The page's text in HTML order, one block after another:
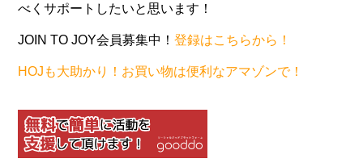
べくサポートしたいと思います！
JOIN TO JOY会員募集中！登録はこちらから！
HOJも大助かり！お買い物は便利なアマゾンで！